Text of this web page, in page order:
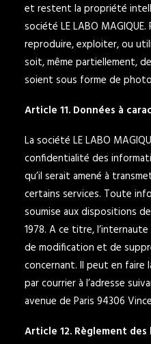
et restent la propriété
société LE LABO
reproduire, exploiter, ou
soit, même partiellement,
soient sous forme de
Article 11. Données à
La société LE LABO
confidentialité des
qu’il serait amené à
certains services. Toute
soumise aux dispositions
1978. A ce titre,
de modification et de
concernant. Il peut en faire
par courrier à l’adresse
avenue de Paris 94306
Article 12. Règlement